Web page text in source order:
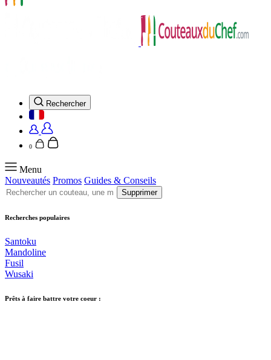
Rechercher
0
Menu
Nouveautés Promos Guides & Conseils
Supprimer
Recherches populaires
Santoku
Mandoline
Fusil
Wusaki
Prêts à faire battre votre coeur :